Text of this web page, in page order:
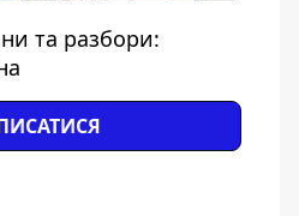
та разбори: